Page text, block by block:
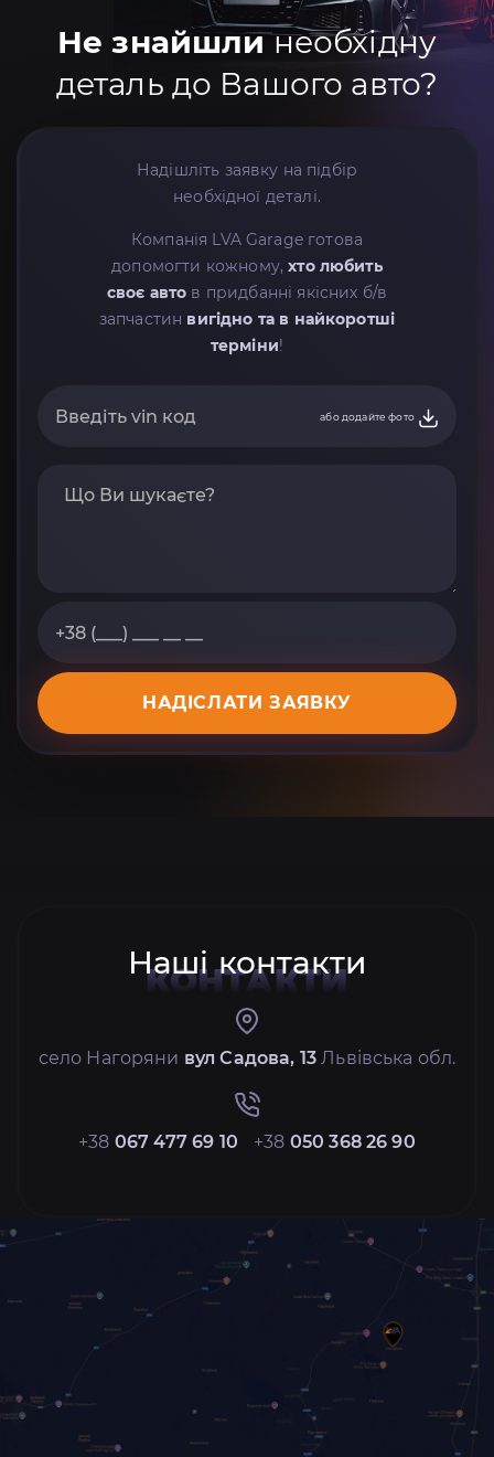
Не знайшлинеобхідну
деталь до Вашого авто?
Надішліть заявку на підбір
необхідної деталі.
Компанія LVA Garage готова
допомогти кожному,хто любить
своє авто в придбанні якісних б/в
запчастин вигідно та в найкоротші
терміни!
або додайте фото
НАДІСЛАТИ ЗАЯВКУ
Наші контакти
КОНТАКТИ
село Нагоряни вул Садова, 13 Львівська обл.
+38 067 477 69 10 +38 050 368 26 90